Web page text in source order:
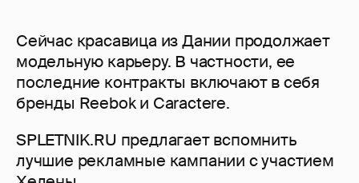
Сейчас красавица из Дании продолжает
модельную карьеру. В частности, ее
последние контракты включают в себя
бренды Reebok и Caractere.
SPLETNIK.RU предлагает вспомнить
лучшие рекламные кампании с участием